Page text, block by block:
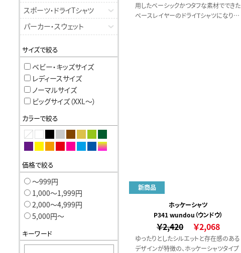
スポーツ・ドライTシャツ
パーカー・スウェット
サイズで絞る
ベビー・キッズサイズ
レディースサイズ
ノーマルサイズ
ビッグサイズ（XXL〜）
カラーで絞る
価格で絞る
〜999円
1,000〜1,999円
2,000〜4,999円
5,000円〜
キーワード
用したベーシックかつタフな素材でできた
ベースレイヤーのドライTシャツになりま
新商品
ホッケーシャツ
P341 wundou（ウンドウ）
￥2,420 ￥2,068
ゆったりとしたシルエットと存在感のある
デザインが特徴の、ホッケーシャツタイプ